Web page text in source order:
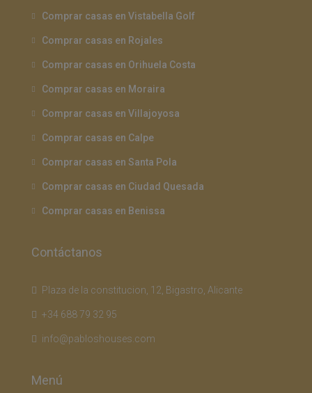
Comprar casas en Vistabella Golf
Comprar casas en Rojales
Comprar casas en Orihuela Costa
Comprar casas en Moraira
Comprar casas en Villajoyosa
Comprar casas en Calpe
Comprar casas en Santa Pola
Comprar casas en Ciudad Quesada
Comprar casas en Benissa
Contáctanos
Plaza de la constitucion, 12, Bigastro, Alicante
+34 688 79 32 95
info@pabloshouses.com
Menú